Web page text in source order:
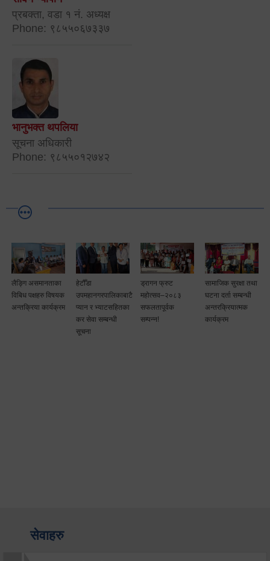
प्रबक्ता, वडा १ नं. अध्यक्ष
Phone: ९८५५०६७३३७
भानुभक्त थपलिया
सूचना अधिकारी
Phone: ९८५५०१२७४२
लैङ्गि असमानताका
विबिध पक्षहरु विषयक
अन्तक्रिया कार्यक्रम
हेटौँडा
उपमहानगरपालिकाबाटै
प्यान र भ्याटसहितका
कर सेवा सम्बन्धी
सूचना
ड्रागन फ्रुट
महोत्सव–२०८३
सफलतापूर्वक
सम्पन्न!
सामाजिक सुरक्षा तथा
घटना दर्ता सम्बन्धी
अन्तरक्रियात्मक
कार्यक्रम
सेवाहरु